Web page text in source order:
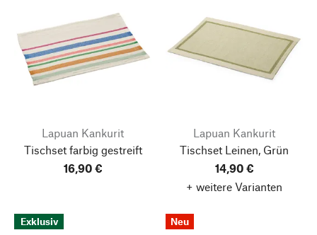
Lapuan Kankurit
Tischset farbig gestreift
16,90 €
Lapuan Kankurit
Tischset Leinen, Grün
14,90 €
+ weitere Varianten
Exklusiv Neu